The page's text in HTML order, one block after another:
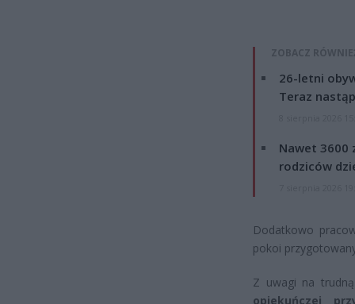
ZOBACZ
26-letni
Teraz
Nawet 3600
rodziców
Dodatkowo
pokoi
Z uwagi na
opiekuńczej